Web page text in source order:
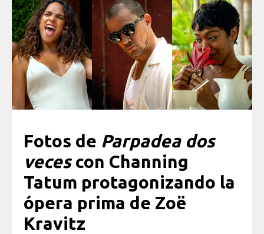
Fotos de Parpadea dos
vecescon Channing
Tatum protagonizando la
ópera prima de Zoë
Kravitz